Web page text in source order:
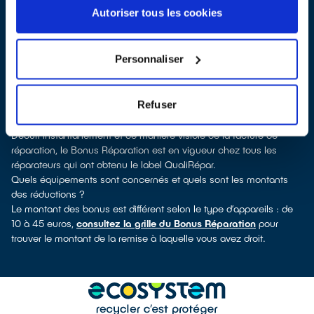
Autoriser tous les cookies
Personnaliser
Refuser
Loing, vous pouvez consulter notreannuaire de réparateurs
labellisés QualiRépar. En cliquant sur la fiche détaillée du
professionnel a obtenu le label. Congélateur, lave-vaisselle, petit
électroménager, télévision, smartphone, outillage électroportatif :
à chaque famille d’équipements son réparateur spécialisé et
Comment bénéficier du Bonus Réparation à Souppes-sur-Loing ?
Déduit instantanément et de manière visible de la facture de
réparation, le Bonus Réparation est en vigueur chez tous les
réparateurs qui ont obtenu le label QualiRépar.
Quels équipements sont concernés et quels sont les montants
des réductions ?
Le montant des bonus est différent selon le type d’appareils : de
10 à 45 euros, consultez la grille du Bonus Réparation pour
trouver le montant de la remise à laquelle vous avez droit.